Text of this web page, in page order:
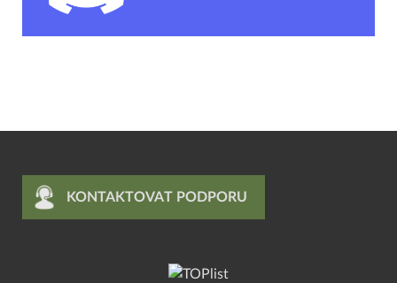
KONTAKTOVAT PODPORU